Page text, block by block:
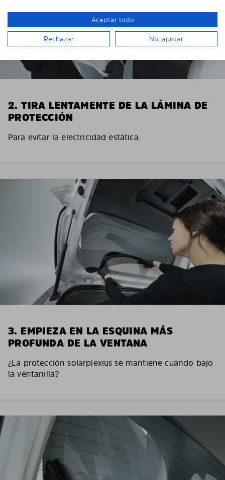
2. TIRA LENTAMENTE DE LA LÁMINA DE
PROTECCIÓN
Para evitar la electricidad estática.
3. EMPIEZA EN LA ESQUINA MÁS
PROFUNDA DE LA VENTANA
¿La protección solarplexius se mantiene cuando bajo
la ventanilla?
Aceptar todo
Rechazar No, ajustar